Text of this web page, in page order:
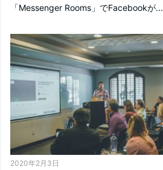
「Messenger Rooms」でFacebookが...
2020年2月3日